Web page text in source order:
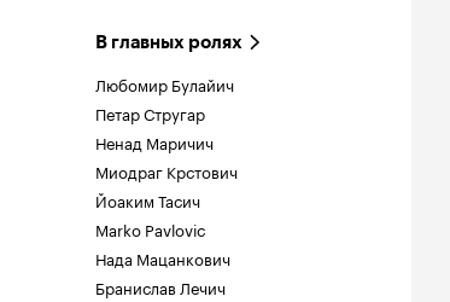
В главных ролях
Любомир Булайич
Петар Стругар
Ненад Маричич
Миодраг Крстович
Йоаким Тасич
Marko Pavlovic
Нада Мацанкович
Бранислав Лечич